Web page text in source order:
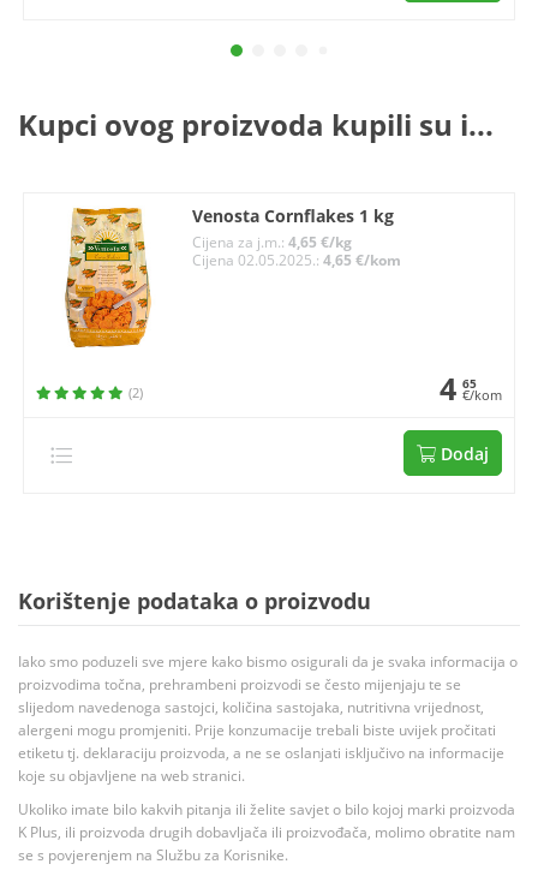
Kupci ovog proizvoda kupili su i...
Venosta Cornflakes 1 kg
Cijena za j.m.:4,65 €/kg
Cijena 02.05.2025.:4,65 €/kom
(2) 4 65
€/kom
Dodaj
Korištenje podataka o proizvodu
Iako smo poduzeli sve mjere kako bismo osigurali da je svaka informacija o
proizvodima točna, prehrambeni proizvodi se često mijenjaju te se
slijedom navedenoga sastojci, količina sastojaka, nutritivna vrijednost,
alergeni mogu promjeniti. Prije konzumacije trebali biste uvijek pročitati
etiketu tj. deklaraciju proizvoda, a ne se oslanjati isključivo na informacije
koje su objavljene na web stranici.
Ukoliko imate bilo kakvih pitanja ili želite savjet o bilo kojoj marki proizvoda
K Plus, ili proizvoda drugih dobavljača ili proizvođača, molimo obratite nam
se s povjerenjem na Službu za Korisnike.